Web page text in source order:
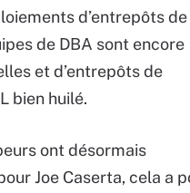
d’entrepôts de
de DBA sont encore
et d’entrepôts de
bien huilé.
ont désormais
Joe Caserta, cela a